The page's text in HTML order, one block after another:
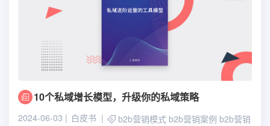
10个私域增长模型，升级你的私域策略
2024-06-03 白皮书 b2b营销模式 b2b营销案例 b2b营销